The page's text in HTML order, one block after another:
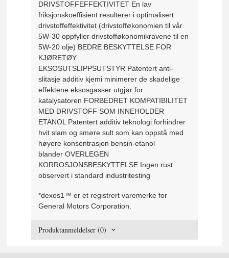
DRIVSTOFFEFFEKTIVITET En lav
friksjonskoeffisient resulterer i optimalisert
drivstoffeffektivitet (drivstofføkonomien til vår
5W-30 oppfyller drivstofføkonomikravene til en
5W-20 olje) BEDRE BESKYTTELSE FOR
KJØRETØY
EKSOSUTSLIPPSUTSTYR Patentert anti-
slitasje additiv kjemi minimerer de skadelige
effektene eksosgasser utgjør for
katalysatoren FORBEDRET KOMPATIBILITET
MED DRIVSTOFF SOM INNEHOLDER
ETANOL Patentert additiv teknologi forhindrer
hvit slam og smøre sult som kan oppstå med
høyere konsentrasjon bensin-etanol
blanderOVERLEGEN
KORROSJONSBESKYTTELSE Ingen rust
observert i standard industritesting
*dexos1™ er et registrert varemerke for
General Motors Corporation.
Produktanmeldelser (0)